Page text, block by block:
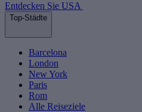
Entdecken Sie USA
Top-Städte
Barcelona
London
New York
Paris
Rom
Alle Reiseziele